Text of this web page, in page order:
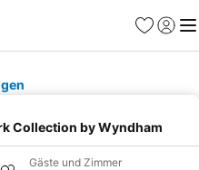
Favoriten
Collection by Wyndham
Gäste und Zimmer